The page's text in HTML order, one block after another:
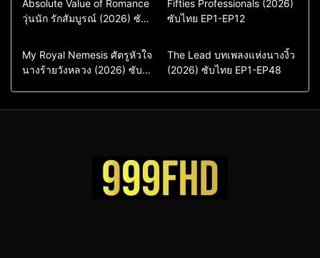
ซีรี่ย์เกาหลี
ซีรี่ย์เกาหลีพากย์ไทย
Absolute Value of Romance
วุ่นนัก รักสัมบูรณ์ (2026) ซับ
Comedy
Drama
ซีรี่ย์เกาหลีซับไทย
Fifties Professionals (2026)
ซับไทย EP1-EP12
Comedy
Drama
Sci-Fi & Fantasy
My Royal Nemesis ศัตรูหัวใจ
นางร้ายวังหลวง (2026) ซับ
Drama
ซีรี่ย์จีน
ซีรี่ย์จีนซับไทย
The Lead บทเพลงแห่งนางงิ้ว
(2026) ซับไทย EP1-EP48